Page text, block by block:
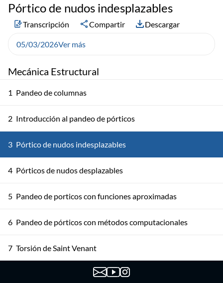
Mecánica Estructural
1 Pandeo de columnas
2 Introducción al pandeo de pórticos
3 Pórtico de nudos indesplazables
4 Pórticos de nudos desplazables
5 Pandeo de porticos con funciones aproximadas
6 Pandeo de pórticos con métodos computacionales
7 Torsión de Saint Venant
Torsión en secciones abiertas
Pórtico de nudos indesplazables
Transcripción Compartir Descargar
05/03/2026Ver más